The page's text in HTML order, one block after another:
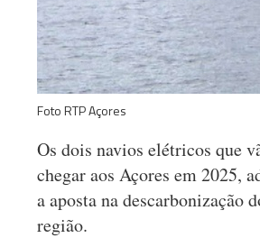
Foto RTP Açores
Os dois navios elétricos que
chegar aos Açores em 2025,
a aposta na descarbonização
região.